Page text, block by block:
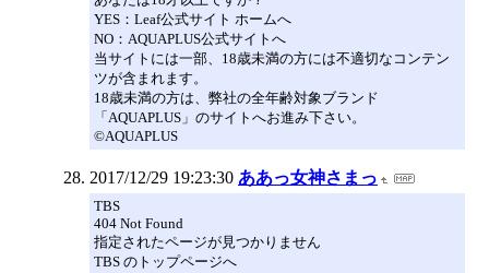
YES：Leaf公式サイト ホームへ
NO：AQUAPLUS公式サイトへ
当サイトには一部、18歳未満の方には不適切なコンテン
ツが含まれます。
18歳未満の方は、弊社の全年齢対象ブランド
「AQUAPLUS」のサイトへお進み下さい。
©AQUAPLUS
2017/12/29 19:23:30 ああっ女神さまっ
TBS
404 Not Found
指定されたページが見つかりません
TBS のトップページへ